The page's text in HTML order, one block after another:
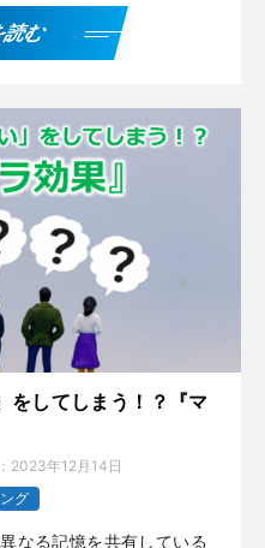
読む
をしてしまう！？『マ
2023年12月14日
グ
なる記憶を共有している